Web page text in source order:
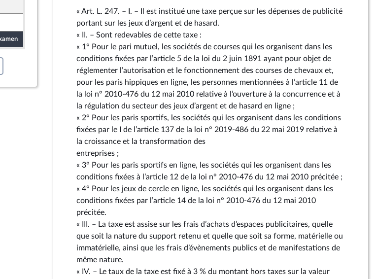
18 octobre 2024
« Art. L. 247. – I. – Il est institué une taxe perçue sur les dépenses de publicité
portant sur les jeux d’argent et de hasard.
« II. – Sont redevables de cette taxe :
« 1° Pour le pari mutuel, les sociétés de courses qui les organisent dans les
conditions fixées par l’article 5 de la loi du 2 juin 1891 ayant pour objet de
réglementer l’autorisation et le fonctionnement des courses de chevaux et,
pour les paris hippiques en ligne, les personnes mentionnées à l’article 11 de
la loi n° 2010-476 du 12 mai 2010 relative à l’ouverture à la concurrence et à
la régulation du secteur des jeux d’argent et de hasard en ligne ;
« 2° Pour les paris sportifs, les sociétés qui les organisent dans les conditions
fixées par le I de l’article 137 de la loi n° 2019-486 du 22 mai 2019 relative à
la croissance et la transformation des
entreprises ;
« 3° Pour les paris sportifs en ligne, les sociétés qui les organisent dans les
conditions fixées à l’article 12 de la loi n° 2010-476 du 12 mai 2010 précitée ;
« 4° Pour les jeux de cercle en ligne, les sociétés qui les organisent dans les
conditions fixées par l’article 14 de la loi n° 2010-476 du 12 mai 2010
précitée.
« III. – La taxe est assise sur les frais d’achats d’espaces publicitaires, quelle
que soit la nature du support retenu et quelle que soit sa forme, matérielle ou
immatérielle, ainsi que les frais d’évènements publics et de manifestations de
même nature.
« IV. – Le taux de la taxe est fixé à 3 % du montant hors taxes sur la valeur